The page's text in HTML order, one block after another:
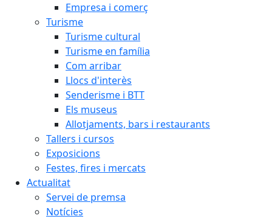
Empresa i comerç
Turisme
Turisme cultural
Turisme en família
Com arribar
Llocs d'interès
Senderisme i BTT
Els museus
Allotjaments, bars i restaurants
Tallers i cursos
Exposicions
Festes, fires i mercats
Actualitat
Servei de premsa
Notícies